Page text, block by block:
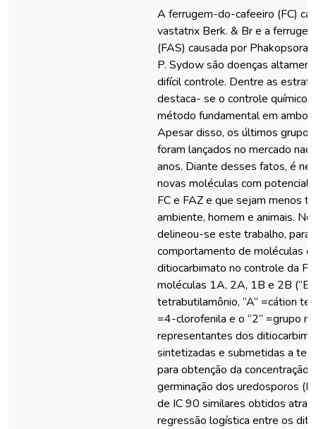
A ferrugem-do-cafeeiro (FC)
vastatrix Berk. & Br e a
(FAS) causada por Phakopsora
P. Sydow são doenças
difícil controle. Dentre as
destaca- se o controle químico,
método fundamental em
Apesar disso, os últimos
foram lançados no mercado
anos. Diante desses fatos, é
novas moléculas com potencial
FC e FAZ e que sejam menos
ambiente, homem e animais.
delineou-se este trabalho, para
comportamento de moléculas
ditiocarbimato no controle da
moléculas 1A, 2A, 1B e 2B
tetrabutilamônio, “A” =cátion
=4-clorofenila e o “2” =grupo
representantes dos
sintetizadas e submetidas a
para obtenção da concentração
germinação dos uredosporos
de IC 90 similares obtidos
regressão logística entre os